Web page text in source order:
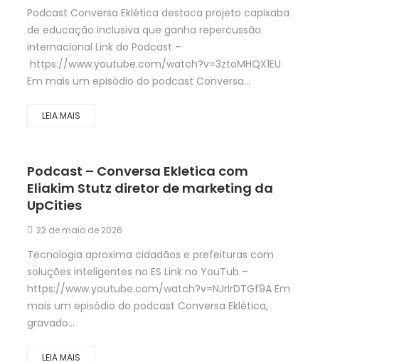
Podcast Conversa Eklética destaca projeto capixaba
de educação inclusiva que ganha repercussão
internacional Link do Podcast –
https://www.youtube.com/watch?v=3ztoMHQX1EU
Em mais um episódio do podcast Conversa...
LEIA MAIS
Podcast – Conversa Ekletica com
Eliakim Stutz diretor de marketing da
UpCities
22 de maio de 2026
Tecnologia aproxima cidadãos e prefeituras com
soluções inteligentes no ES Link no YouTub –
https://www.youtube.com/watch?v=NJrIrDTGf9A Em
mais um episódio do podcast Conversa Eklética,
gravado...
LEIA MAIS